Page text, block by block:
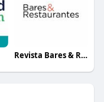
Revista Bares & Restaurantes